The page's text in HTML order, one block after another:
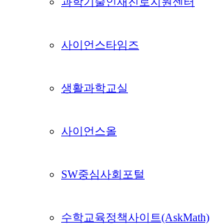
사이언스타임즈
생활과학교실
사이언스올
SW중심사회포털
수학교육정책사이트(AskMath)